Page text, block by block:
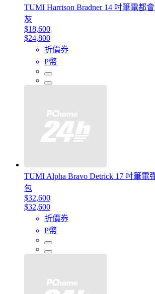
TUMI Harrison Bradner 14 吋筆電都
灰
$18,600
$24,800
折價券
P幣
TUMI Alpha Bravo Detrick 17 吋筆電
包
$32,600
$32,600
折價券
P幣